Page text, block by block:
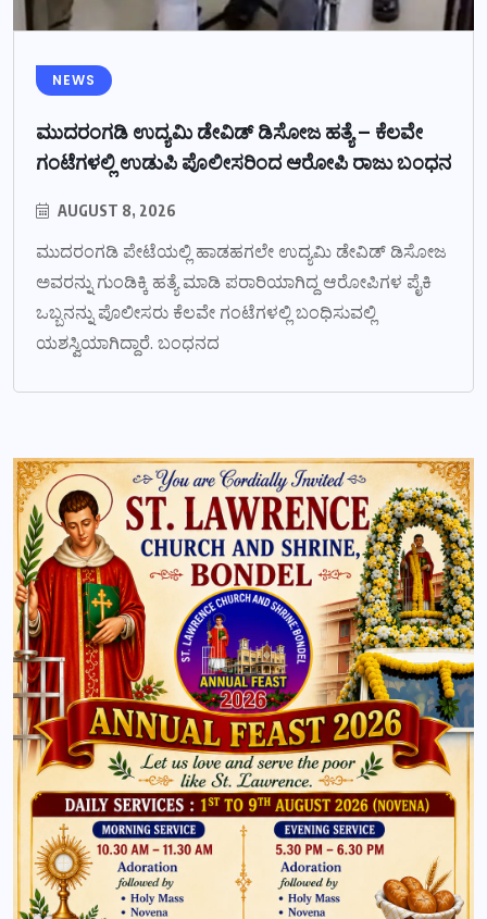
NEWS
ಮುದರಂಗಡಿ ಉದ್ಯಮಿ ಡೇವಿಡ್ ಡಿಸೋಜ ಹತ್ಯೆ – ಕೆಲವೇ
ಗಂಟೆಗಳಲ್ಲಿ ಉಡುಪಿ ಪೊಲೀಸರಿಂದ ಆರೋಪಿ ರಾಜು ಬಂಧನ
AUGUST 8, 2026
ಮುದರಂಗಡಿ ಪೇಟೆಯಲ್ಲಿ ಹಾಡಹಗಲೇ ಉದ್ಯಮಿ ಡೇವಿಡ್ ಡಿಸೋಜ
ಅವರನ್ನು ಗುಂಡಿಕ್ಕಿ ಹತ್ಯೆ ಮಾಡಿ ಪರಾರಿಯಾಗಿದ್ದ ಆರೋಪಿಗಳ ಪೈಕಿ
ಒಬ್ಬನನ್ನು ಪೊಲೀಸರು ಕೆಲವೇ ಗಂಟೆಗಳಲ್ಲಿ ಬಂಧಿಸುವಲ್ಲಿ
ಯಶಸ್ವಿಯಾಗಿದ್ದಾರೆ. ಬಂಧನದ